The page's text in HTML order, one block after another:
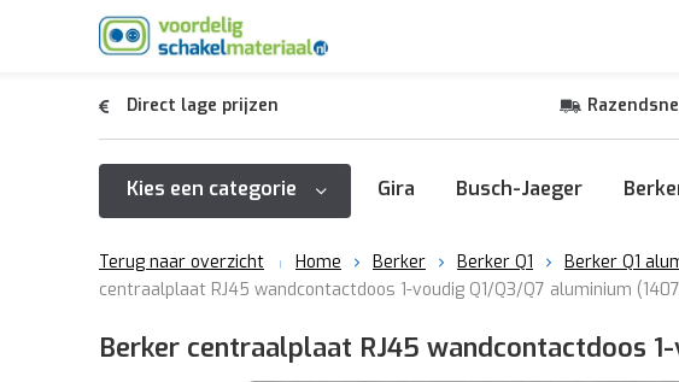
Direct lage prijzen
Kies een categorie Gira Busch-Jaeger
Terug naar overzicht Home Berker Berker Q1 Berker Q1
centraalplaat RJ45 wandcontactdoos 1-voudig Q1/Q3/Q7 aluminium
Berker centraalplaat RJ45 wandcontactdoos